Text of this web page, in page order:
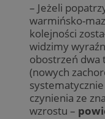
– Jeżeli
warmińsko-
kolejności
widzimy
obostrzeń dwa
(nowych
czynienia ze
wzrostu –